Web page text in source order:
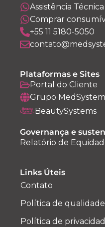
Assistência Técnica
Comprar
+55 11 5180-5050
Plataformas e Sites
Portal do Cliente
Grupo
BeautySystems
Governança e
Relatório de
Links Úteis
Contato
Política de qualidade
Política de